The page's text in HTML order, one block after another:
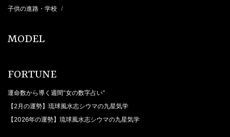
子供の進路・学校 /
MODEL
FORTUNE
運命数から導く週間“女の数字占い”
【2月の運勢】琉球風水志シウマの九星気学
【2026年の運勢】琉球風水志シウマの九星気学